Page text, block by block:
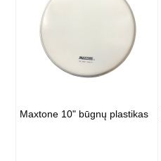
Maxtone 10" būgnų plastikas